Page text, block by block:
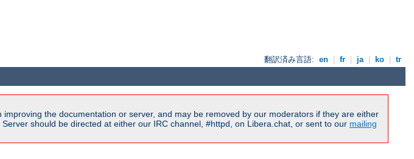
翻訳済み言語: en fr ja ko tr
the documentation or server, and may be removed by our moderators if they are either
should be directed at either our IRC channel, #httpd, on Libera.chat, or sent to our mailing